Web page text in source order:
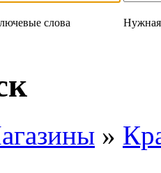
слова Нужная
»